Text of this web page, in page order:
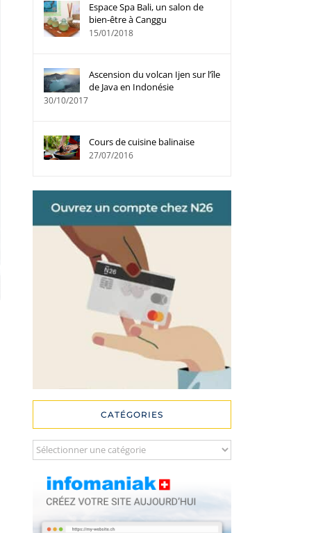
Espace Spa Bali, un salon de
bien-être à Canggu
15/01/2018
Ascension du volcan Ijen sur l’île
de Java en Indonésie
30/10/2017
Cours de cuisine balinaise
27/07/2016
CATÉGORIES
Catégories